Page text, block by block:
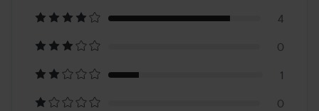
5
betyg
4
0
1
0